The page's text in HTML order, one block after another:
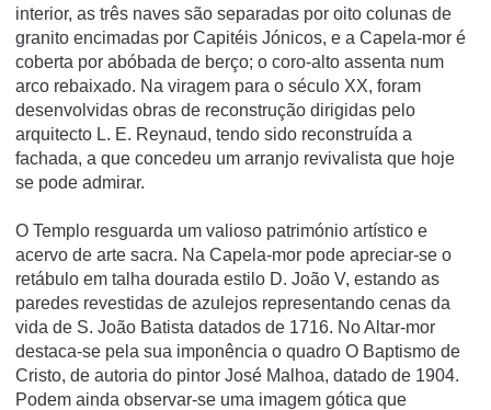
interior, as três naves são separadas por oito colunas de
granito encimadas por Capitéis Jónicos, e a Capela-mor é
coberta por abóbada de berço; o coro-alto assenta num
arco rebaixado. Na viragem para o século XX, foram
desenvolvidas obras de reconstrução dirigidas pelo
arquitecto L. E. Reynaud, tendo sido reconstruí­da a
fachada, a que concedeu um arranjo revivalista que hoje
se pode admirar.
O Templo resguarda um valioso património artí­stico e
acervo de arte sacra. Na Capela-mor pode apreciar-se o
retábulo em talha dourada estilo D. João V, estando as
paredes revestidas de azulejos representando cenas da
vida de S. João Batista datados de 1716. No Altar-mor
destaca-se pela sua imponência o quadro O Baptismo de
Cristo, de autoria do pintor José Malhoa, datado de 1904.
Podem ainda observar-se uma imagem gótica que